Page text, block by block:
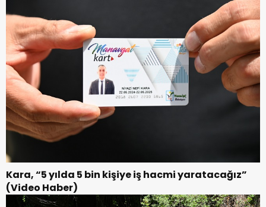
Kara, “5 yılda 5 bin kişiye iş hacmi yaratacağız”
(Video Haber)